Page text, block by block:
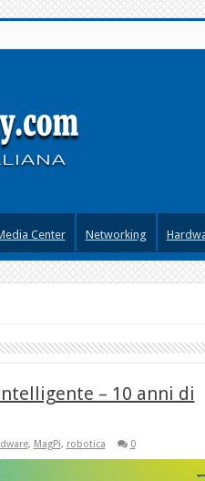
Center Networking
– 10 anni di
, MagPi, robotica 0